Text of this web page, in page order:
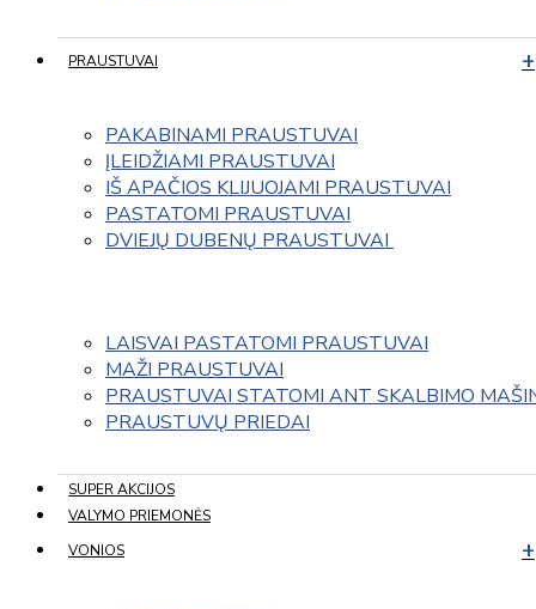
PRAUSTUVAI
PAKABINAMI PRAUSTUVAI
ĮLEIDŽIAMI PRAUSTUVAI
IŠ APAČIOS KLIJUOJAMI PRAUSTUVAI
PASTATOMI PRAUSTUVAI
DVIEJŲ DUBENŲ PRAUSTUVAI
LAISVAI PASTATOMI PRAUSTUVAI
MAŽI PRAUSTUVAI
PRAUSTUVAI STATOMI ANT SKALBIMO
PRAUSTUVŲ PRIEDAI
SUPER AKCIJOS
VALYMO PRIEMONĖS
VONIOS